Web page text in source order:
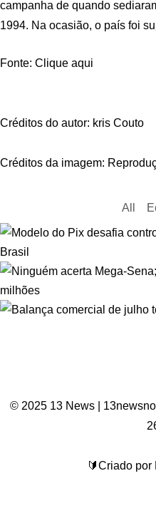
campanha de quando
1994. Na ocasião, o país foi
Fonte: Clique aqui
Créditos do autor: kris Couto
Créditos da imagem:
All
© 2025 13 News |
🔰Criado por